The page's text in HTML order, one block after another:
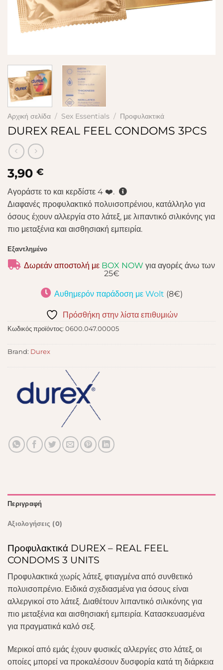
Αρχική σελίδα / Sex Essentials / Προφυλακτικά
DUREX REAL FEEL CONDOMS 3PCS
3,90 €
Αγοράστε το και κερδίστε 4 ❤️.
Διαφανές προφυλακτικό πολυισοπρένιου, κατάλληλο για
όσους έχουν αλλεργία στο λάτεξ, με λιπαντικό σιλικόνης για
πιο μεταξένια και αισθησιακή εμπειρία.
Εξαντλημένο
Δωρεάν αποστολή με BOX NOW για αγορές άνω των
25€
Αυθημερόν παράδοση με Wolt (8€)
Πρόσθήκη στην λίστα επιθυμιών
Κωδικός προϊόντος: 0600.047.00005
Brand: Durex
Περιγραφή
Αξιολογήσεις (0)
Προφυλακτικά DUREX – REAL FEEL
CONDOMS 3 UNITS
Προφυλακτικά χωρίς λάτεξ, φτιαγμένα από συνθετικό
πολυισοπρένιο. Ειδικά σχεδιασμένα για όσους είναι
αλλεργικοί στο λάτεξ. Διαθέτουν λιπαντικό σιλικόνης για
πιο μεταξένια και αισθησιακή εμπειρία. Κατασκευασμένα
για πραγματικά καλό σεξ.
Μερικοί από εμάς έχουν φυσικές αλλεργίες στο λάτεξ, οι
οποίες μπορεί να προκαλέσουν δυσφορία κατά τη διάρκεια